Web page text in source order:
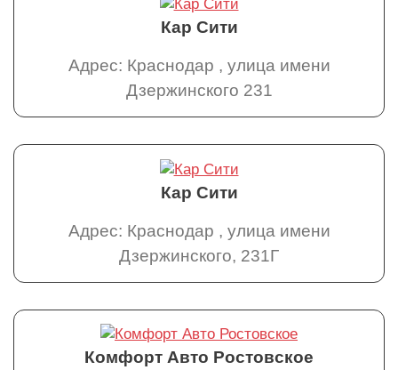
Кар Сити
Адрес: Краснодар , улица имени
Дзержинского 231
Кар Сити
Адрес: Краснодар , улица имени
Дзержинского, 231Г
Комфорт Авто Ростовское